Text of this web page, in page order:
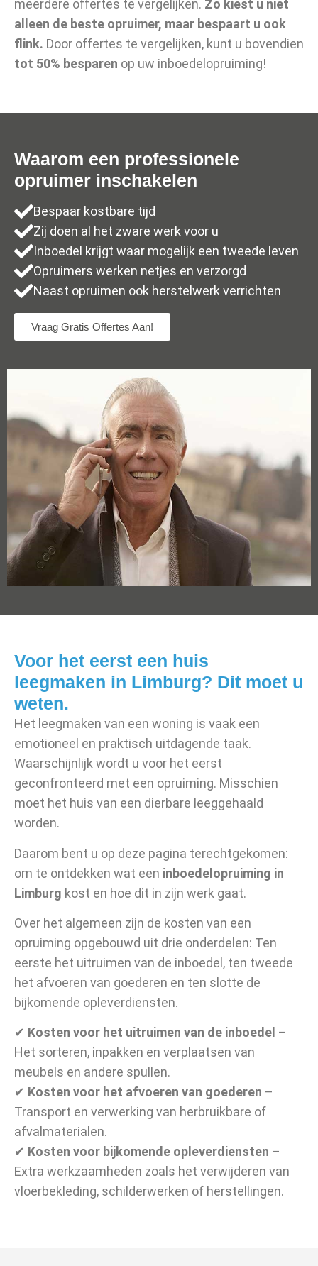
meerdere offertes te vergelijken. Zo kiest u niet
alleen de beste opruimer, maar bespaart u ook
flink. Door offertes te vergelijken, kunt u bovendien
tot 50% besparen op uw inboedelopruiming!
Waarom een professionele
opruimer inschakelen
Bespaar kostbare tijd
Zij doen al het zware werk voor u
Inboedel krijgt waar mogelijk een tweede leven
Opruimers werken netjes en verzorgd
Naast opruimen ook herstelwerk verrichten
Vraag Gratis Offertes Aan!
Voor het eerst een huis
leegmaken in Limburg? Dit moet u
weten.
Het leegmaken van een woning is vaak een
emotioneel en praktisch uitdagende taak.
Waarschijnlijk wordt u voor het eerst
geconfronteerd met een opruiming. Misschien
moet het huis van een dierbare leeggehaald
worden.
Daarom bent u op deze pagina terechtgekomen:
om te ontdekken wat een inboedelopruiming in
Limburg kost en hoe dit in zijn werk gaat.
Over het algemeen zijn de kosten van een
opruiming opgebouwd uit drie onderdelen: Ten
eerste het uitruimen van de inboedel, ten tweede
het afvoeren van goederen en ten slotte de
bijkomende opleverdiensten.
✔ Kosten voor het uitruimen van de inboedel –
Het sorteren, inpakken en verplaatsen van
meubels en andere spullen.
✔ Kosten voor het afvoeren van goederen –
Transport en verwerking van herbruikbare of
afvalmaterialen.
✔ Kosten voor bijkomende opleverdiensten –
Extra werkzaamheden zoals het verwijderen van
vloerbekleding, schilderwerken of herstellingen.